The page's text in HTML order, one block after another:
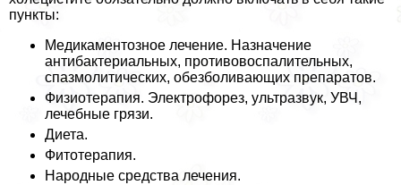
пункты:
Медикаментозное лечение. Назначение
антибактериальных, противовоспалительных,
спазмолитических, обезболивающих препаратов.
Физиотерапия. Электрофорез, ультразвук, УВЧ,
лечебные грязи.
Диета.
Фитотерапия.
Народные средства лечения.